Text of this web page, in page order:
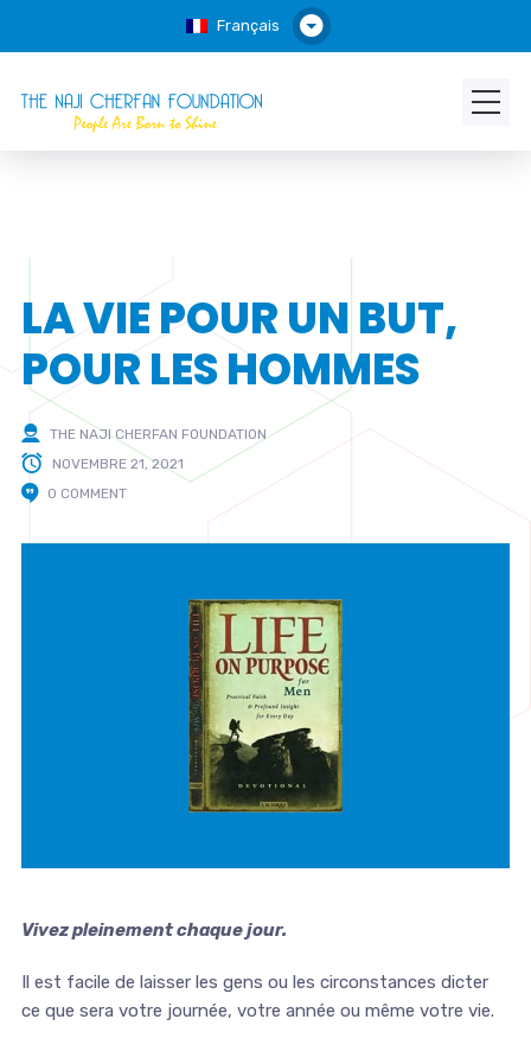
Français
LA VIE POUR UN BUT,
POUR LES HOMMES
THE NAJI CHERFAN FOUNDATION
NOVEMBRE 21, 2021
0 COMMENT
Vivez pleinement chaque jour.
Il est facile de laisser les gens ou les circonstances dicter
ce que sera votre journée, votre année ou même votre vie.